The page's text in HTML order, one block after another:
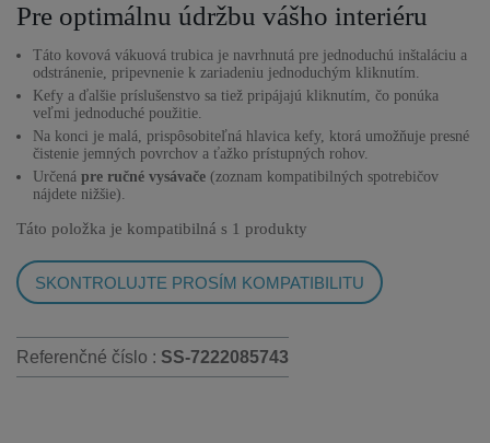
Pre optimálnu údržbu vášho interiéru
Táto kovová vákuová trubica je navrhnutá pre jednoduchú inštaláciu a
odstránenie, pripevnenie k zariadeniu jednoduchým kliknutím.
Kefy a ďalšie príslušenstvo sa tiež pripájajú kliknutím, čo ponúka
veľmi jednoduché použitie.
Na konci je malá, prispôsobiteľná hlavica kefy, ktorá umožňuje presné
čistenie jemných povrchov a ťažko prístupných rohov.
Určená pre ručné vysávače (zoznam kompatibilných spotrebičov
nájdete nižšie).
Táto položka je kompatibilná s 1 produkty
SKONTROLUJTE PROSÍM KOMPATIBILITU
Referenčné číslo : SS-7222085743